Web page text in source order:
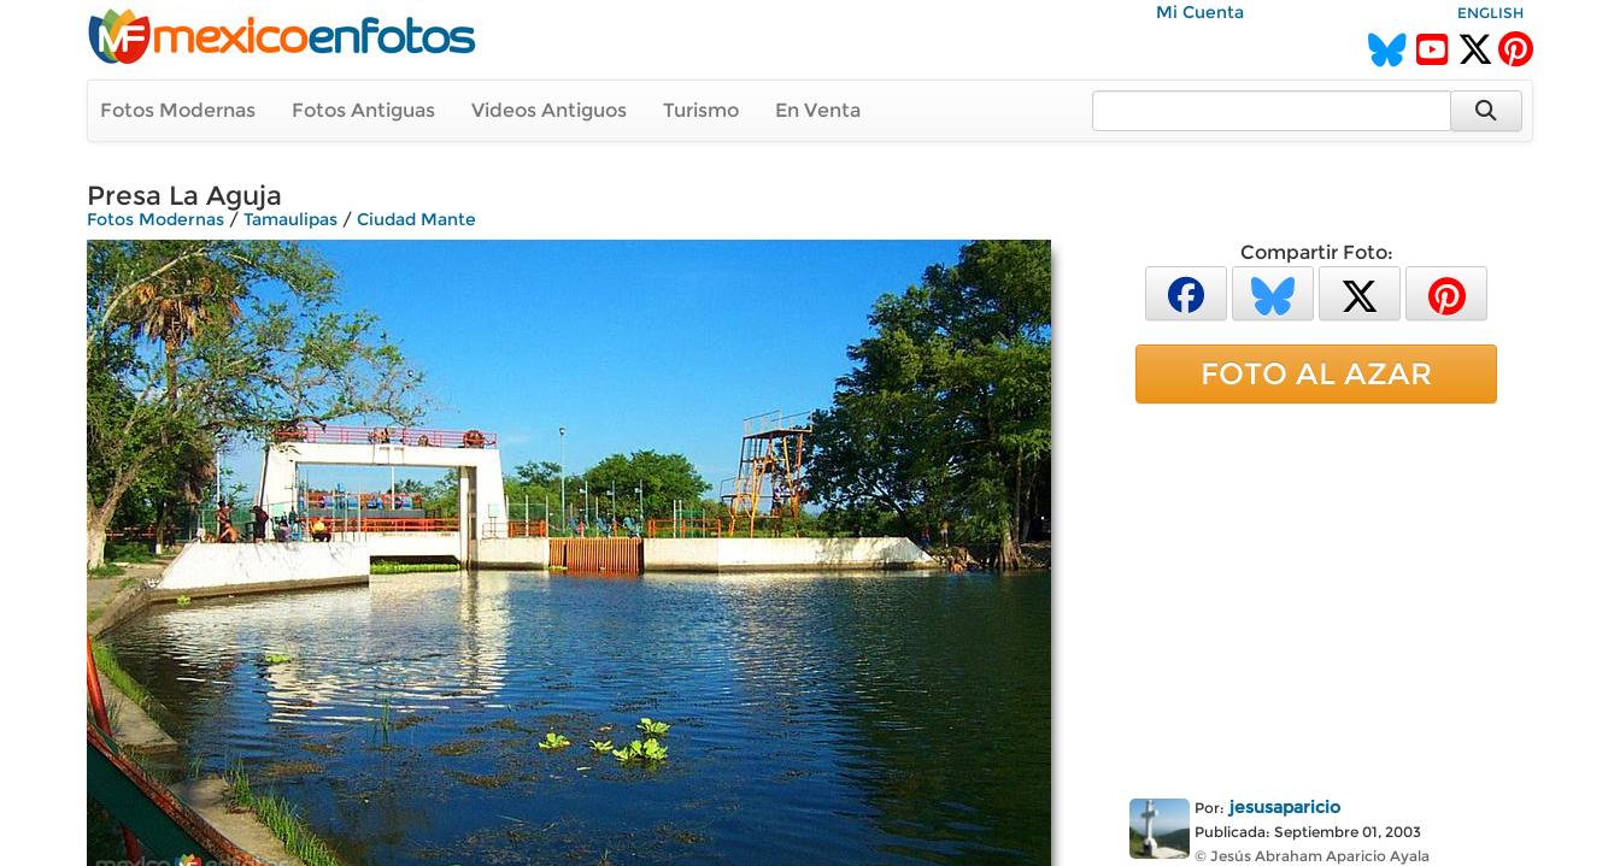
Mi Cuenta ENGLISH
Fotos Modernas Fotos Antiguas Videos Antiguos Turismo En Venta
Presa La Aguja
Fotos Modernas / Tamaulipas / Ciudad Mante
Compartir Foto:
FOTO AL AZAR
Por: jesusaparicio
Publicada: Septiembre 01, 2003
© Jesús Abraham Aparicio Ayala